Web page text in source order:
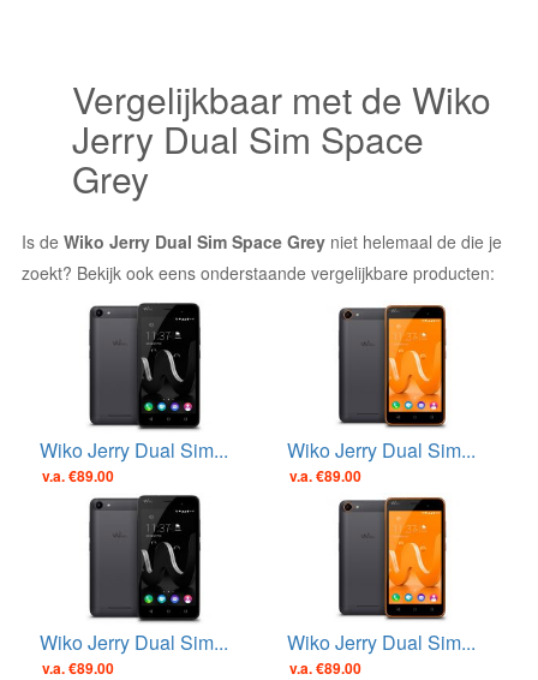
Vergelijkbaar met de Wiko
Jerry Dual Sim Space
Grey
Is de Wiko Jerry Dual Sim Space Grey niet helemaal de die je
zoekt? Bekijk ook eens onderstaande vergelijkbare producten:
Wiko Jerry Dual Sim...
v.a. €89.00
Wiko Jerry Dual Sim...
v.a. €89.00
Wiko Jerry Dual Sim...
v.a. €89.00
Wiko Jerry Dual Sim...
v.a. €89.00